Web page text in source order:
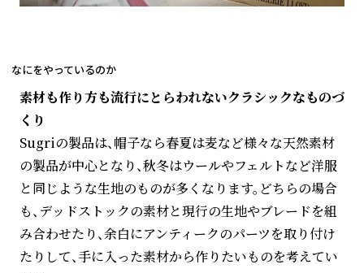
なにをやっているのか
素材も作り方も流行にとらわれないクラシックなものづ
くり
Sugriの製品は、帽子なら春夏は麦など様々な天然素材
の製品が中心となり、秋冬はウールやフェルトなど洋服
と同じような生地のものが多くなります。どちらの場合
も、デッドストックの素材と現行の生地やブレードを組
み合わせたり、余白にアンティークのパーツを取り付け
たりして、手に入った素材から作りたいものを考えてい